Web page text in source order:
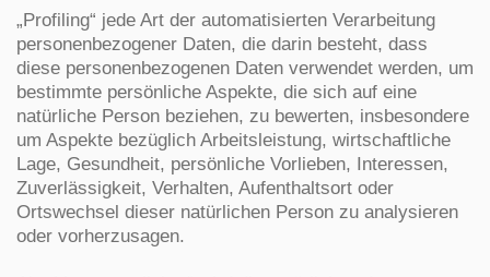
„Profiling“ jede Art der automatisierten Verarbeitung
personenbezogener Daten, die darin besteht, dass
diese personenbezogenen Daten verwendet werden, um
bestimmte persönliche Aspekte, die sich auf eine
natürliche Person beziehen, zu bewerten, insbesondere
um Aspekte bezüglich Arbeitsleistung, wirtschaftliche
Lage, Gesundheit, persönliche Vorlieben, Interessen,
Zuverlässigkeit, Verhalten, Aufenthaltsort oder
Ortswechsel dieser natürlichen Person zu analysieren
oder vorherzusagen.